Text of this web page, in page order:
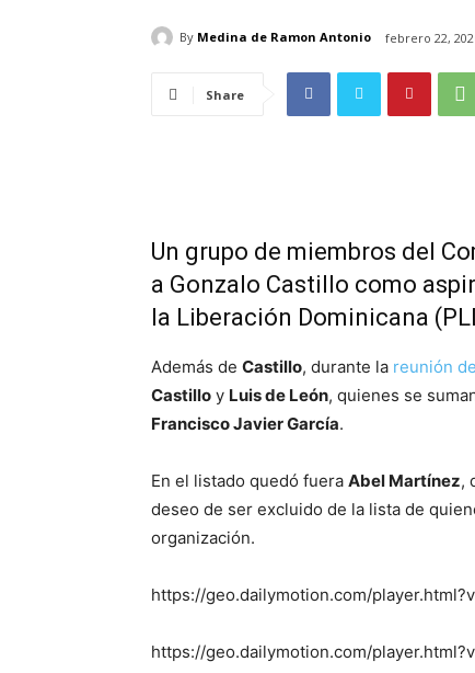
By Medina de Ramon Antonio febrero 22,
Share
Un grupo de miembros del
a Gonzalo Castillo como
la Liberación Dominicana
Además de Castillo, durante la reunión
Castillo y Luis de León, quienes se
Francisco Javier García.
En el listado quedó fuera Abel Martínez,
deseo de ser excluido de la lista de
organización.
https://geo.dailymotion.com/
https://geo.dailymotion.com/